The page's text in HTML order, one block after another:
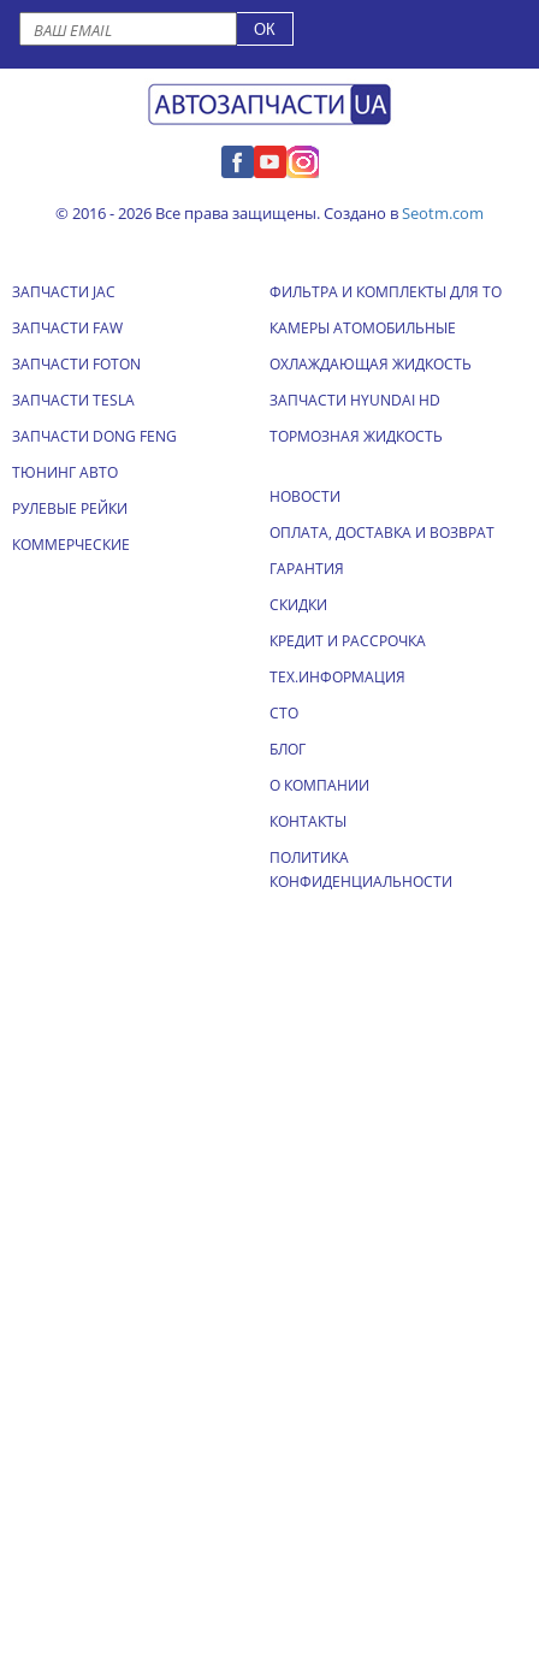
© 2016 - 2026 Все права защищены. Создано вSeotm.com
ЗАПЧАСТИ JAC
ЗАПЧАСТИ FAW
ЗАПЧАСТИ FOTON
ЗАПЧАСТИ TESLA
ЗАПЧАСТИ DONG FENG
ТЮНИНГ АВТО
РУЛЕВЫЕ РЕЙКИ
КОММЕРЧЕСКИЕ
ФИЛЬТРА И КОМПЛЕКТЫ ДЛЯ ТО
КАМЕРЫ АТОМОБИЛЬНЫЕ
ОХЛАЖДАЮЩАЯ ЖИДКОСТЬ
ЗАПЧАСТИ HYUNDAI HD
ТОРМОЗНАЯ ЖИДКОСТЬ
НОВОСТИ
ОПЛАТА, ДОСТАВКА И ВОЗВРАТ
ГАРАНТИЯ
СКИДКИ
КРЕДИТ И РАССРОЧКА
ТЕХ.ИНФОРМАЦИЯ
СТО
БЛОГ
О КОМПАНИИ
КОНТАКТЫ
ПОЛИТИКА
КОНФИДЕНЦИАЛЬНОСТИ